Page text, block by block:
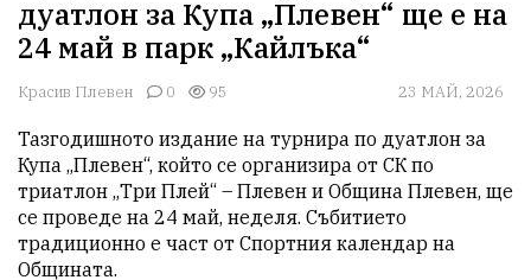
дуатлон за Купа „Плевен“ ще е на
24 май в парк „Кайлъка“
Красив Плевен 0 95 23 МАЙ, 2026
Тазгодишното издание на турнира по дуатлон за
Купа „Плевен“, който се организира от СК по
триатлон „Три Плей“ – Плевен и Община Плевен, ще
се проведе на 24 май, неделя. Събитието
традиционно е част от Спортния календар на
Общината.